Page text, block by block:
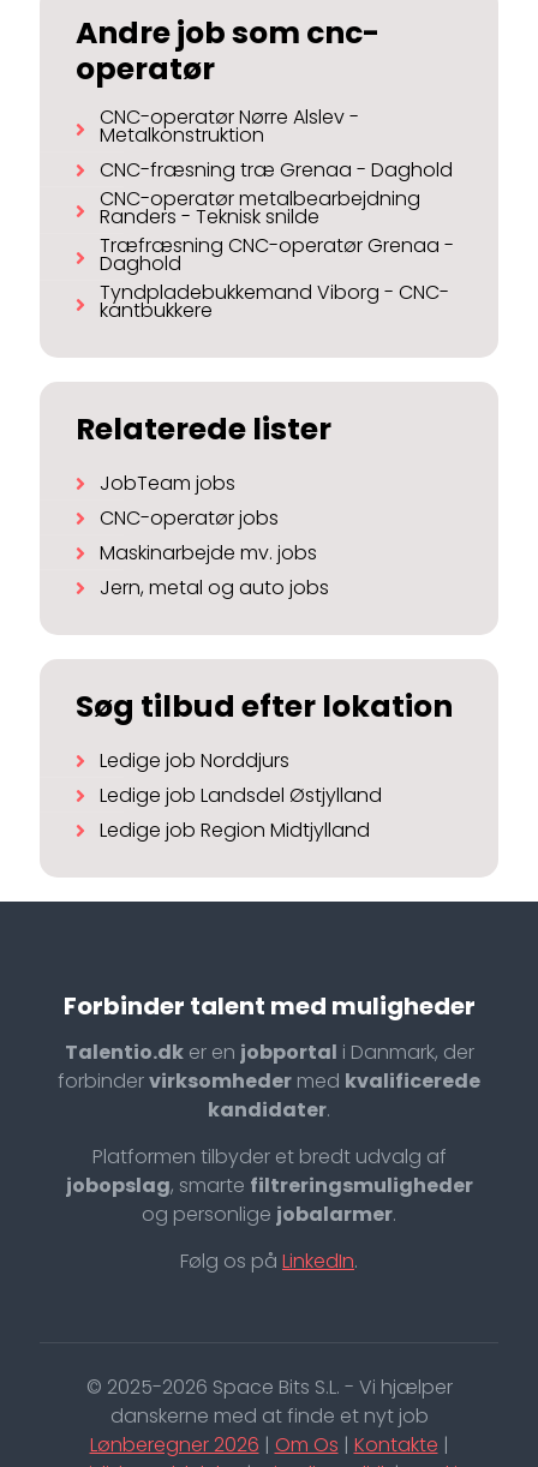
Andre job som cnc-
operatør
CNC-operatør Nørre Alslev -
Metalkonstruktion
CNC-fræsning træ Grenaa - Daghold
CNC-operatør metalbearbejdning
Randers - Teknisk snilde
Træfræsning CNC-operatør Grenaa -
Daghold
Tyndpladebukkemand Viborg - CNC-
kantbukkere
Relaterede lister
JobTeam jobs
CNC-operatør jobs
Maskinarbejde mv. jobs
Jern, metal og auto jobs
Søg tilbud efter lokation
Ledige job Norddjurs
Ledige job Landsdel Østjylland
Ledige job Region Midtjylland
Forbinder talent med muligheder
Talentio.dker en jobportal i Danmark, der
forbindervirksomheder med kvalificerede
kandidater.
Platformen tilbyder et bredt udvalg af
jobopslag, smarte filtreringsmuligheder
og personlige jobalarmer.
Følg os på LinkedIn.
© 2025-2026 Space Bits S.L. - Vi hjælper
danskerne med at finde et nyt job
Lønberegner 2026 | Om Os | Kontakte |